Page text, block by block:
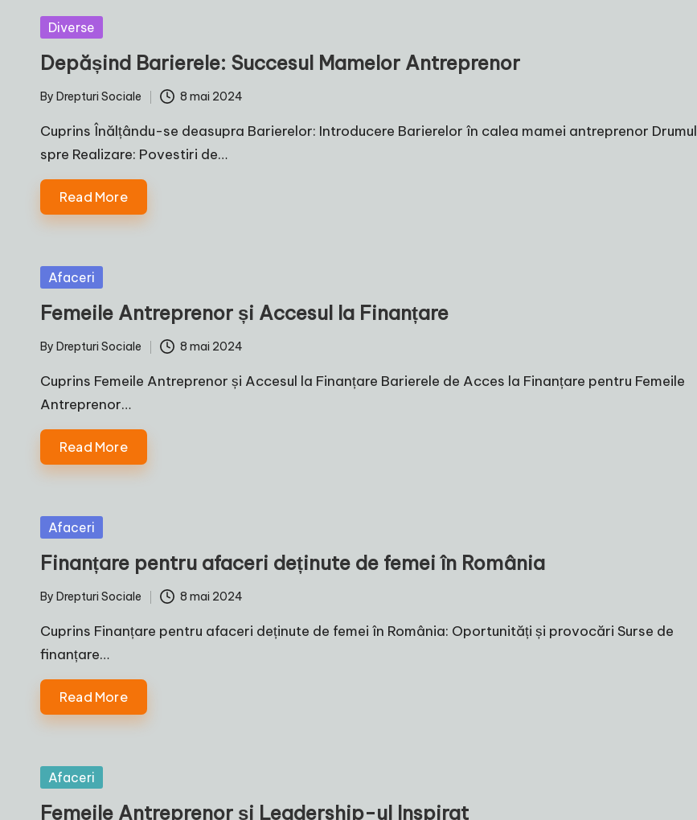
Posted
Diverse
Depășind Barierele: Succesul Mamelor Antreprenor
Posted
by
By Drepturi Sociale 8 mai 2024
Cuprins Înălțându-se deasupra Barierelor: Introducere Barierelor în calea mamei antreprenor Drumul
spre Realizare: Povestiri de…
Read More
Posted
Afaceri
Femeile Antreprenor și Accesul la Finanțare
Posted
by
By Drepturi Sociale 8 mai 2024
Cuprins Femeile Antreprenor și Accesul la Finanțare Barierele de Acces la Finanțare pentru Femeile
Antreprenor…
Read More
Posted
Afaceri
Finanțare pentru afaceri deținute de femei în România
Posted
by
By Drepturi Sociale 8 mai 2024
Cuprins Finanțare pentru afaceri deținute de femei în România: Oportunități și provocări Surse de
finanțare…
Read More
Posted
Afaceri
Femeile Antreprenor și Leadership-ul Inspirat